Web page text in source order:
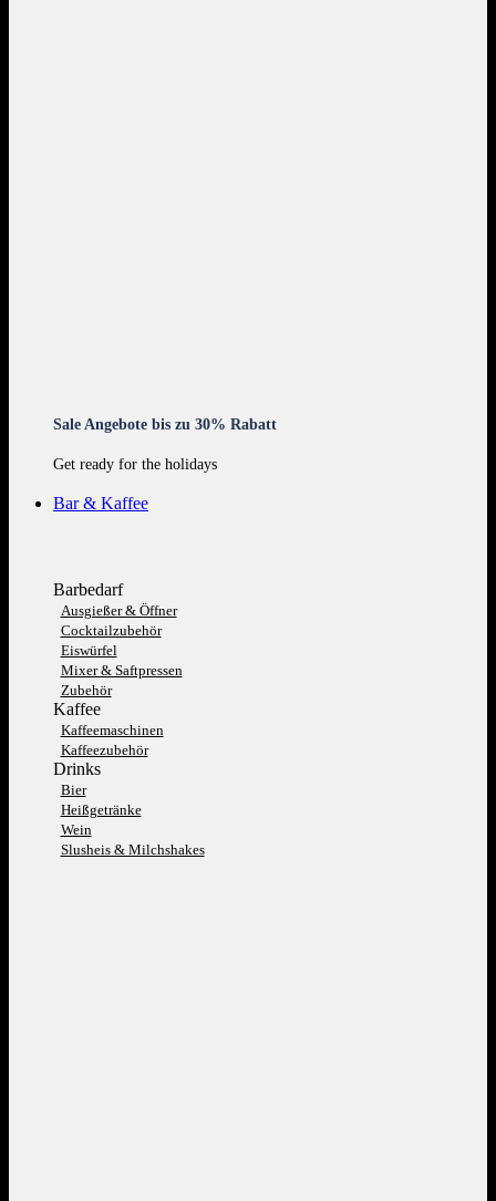
Sale Angebote bis zu 30% Rabatt
Get ready for the holidays
Bar & Kaffee
Barbedarf
Ausgießer & Öffner
Cocktailzubehör
Eiswürfel
Mixer & Saftpressen
Zubehör
Kaffee
Kaffeemaschinen
Kaffeezubehör
Drinks
Bier
Heißgetränke
Wein
Slusheis & Milchshakes